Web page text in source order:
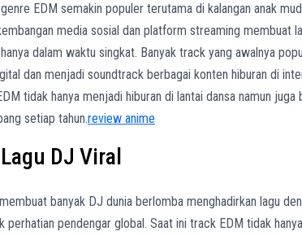
EDM semakin populer terutama di kalangan anak
media sosial dan platform streaming membuat
dalam waktu singkat. Banyak track yang awalnya
dan menjadi soundtrack berbagai konten hiburan di
tidak hanya menjadi hiburan di lantai dansa namun
setiap tahun.review anime
DJ Viral
banyak DJ dunia berlomba menghadirkan lagu
perhatian pendengar global. Saat ini track EDM tidak